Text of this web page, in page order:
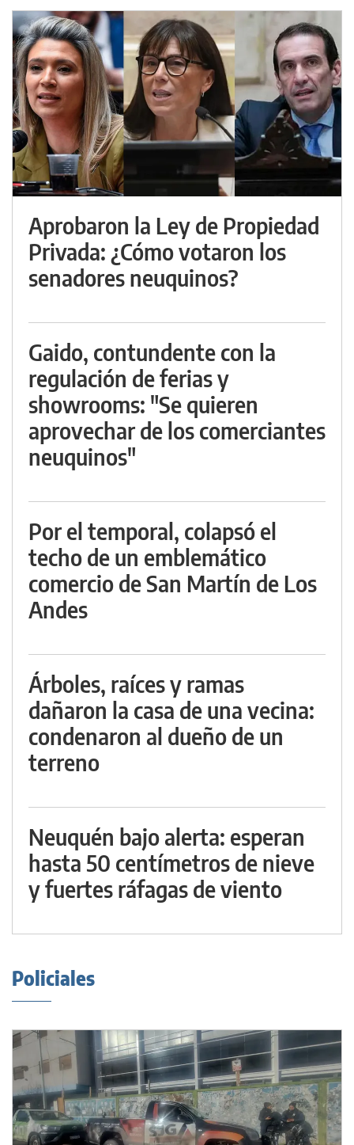
Aprobaron la Ley de Propiedad
Privada: ¿Cómo votaron los
senadores neuquinos?
Gaido, contundente con la
regulación de ferias y
showrooms: "Se quieren
aprovechar de los comerciantes
neuquinos"
Por el temporal, colapsó el
techo de un emblemático
comercio de San Martín de Los
Andes
Árboles, raíces y ramas
dañaron la casa de una vecina:
condenaron al dueño de un
terreno
Neuquén bajo alerta: esperan
hasta 50 centímetros de nieve
y fuertes ráfagas de viento
Policiales